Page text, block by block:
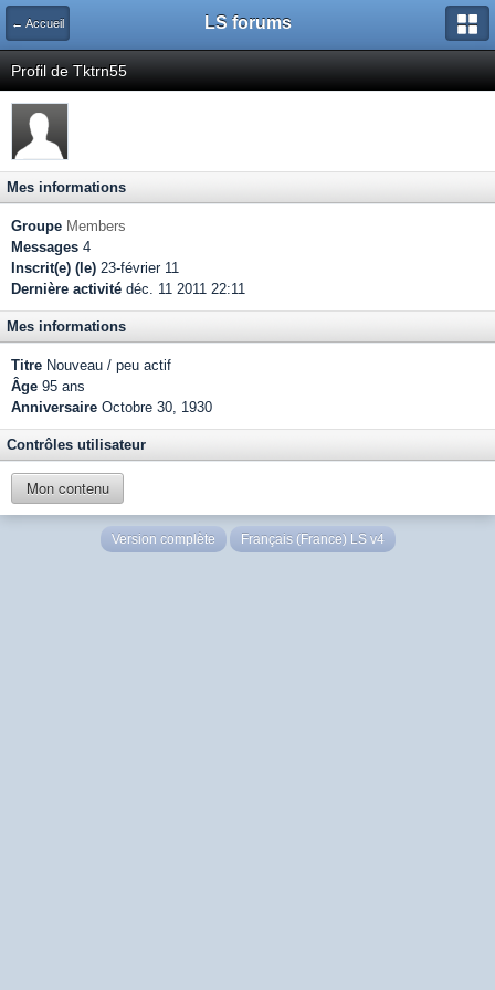
← Accueil LS forums
Profil de Tktrn55
Mes informations
Groupe Members
Messages 4
Inscrit(e) (le) 23-février 11
Dernière activité déc. 11 2011 22:11
Mes informations
Titre Nouveau / peu actif
Âge 95 ans
Anniversaire Octobre 30, 1930
Contrôles utilisateur
Mon contenu
Version complète Français (France) LS v4